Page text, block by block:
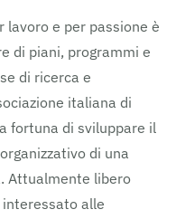
lavoro e per passione è
di piani, programmi e
di ricerca e
italiana di
fortuna di sviluppare il
di una
Attualmente libero
alle